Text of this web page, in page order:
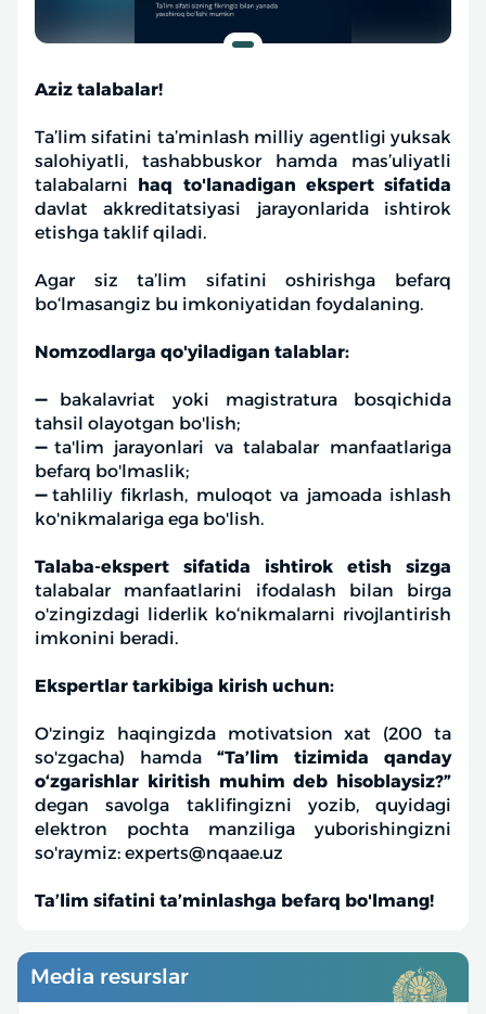
Aziz talabalar!
Ta’lim sifatini ta’minlash milliy agentligi yuksak
salohiyatli, tashabbuskor hamda mas’uliyatli
talabalarni haq to'lanadigan ekspert sifatida
davlat akkreditatsiyasi jarayonlarida ishtirok
etishga taklif qiladi.
Agar siz ta’lim sifatini oshirishga befarq
bo‘lmasangiz bu imkoniyatidan foydalaning.
Nomzodlarga qo'yiladigan talablar:
➖bakalavriat yoki magistratura bosqichida
tahsil olayotgan bo'lish;
➖ta'lim jarayonlari va talabalar manfaatlariga
befarq bo'lmaslik;
➖tahliliy fikrlash, muloqot va jamoada ishlash
ko'nikmalariga ega bo'lish.
Talaba-ekspert sifatida ishtirok etish sizga
talabalar manfaatlarini ifodalash bilan birga
o'zingizdagi liderlik ko‘nikmalarni rivojlantirish
imkonini beradi.
Ekspertlar tarkibiga kirish uchun:
O'zingiz haqingizda motivatsion xat (200 ta
so'zgacha) hamda “Ta’lim tizimida qanday
o‘zgarishlar kiritish muhim deb hisoblaysiz?”
degan savolga taklifingizni yozib, quyidagi
elektron pochta manziliga yuborishingizni
so'raymiz: experts@nqaae.uz
Ta’lim sifatini ta’minlashga befarq bo'lmang!
Media resurslar